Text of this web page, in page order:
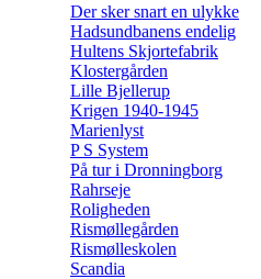
Der sker snart en ulykke
Hadsundbanens endelig
Hultens Skjortefabrik
Klostergården
Lille Bjellerup
Krigen 1940-1945
Marienlyst
P S System
På tur i Dronningborg
Rahrseje
Roligheden
Rismøllegården
Rismølleskolen
Scandia